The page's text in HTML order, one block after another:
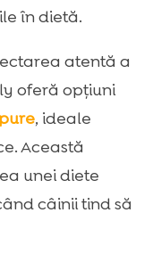
în dietă.
atentă a
oferă opțiuni
, ideale
Această
unei diete
câinii tind să